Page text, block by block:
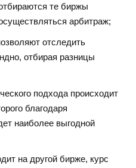
те биржы
арбитраж;
отследить
отбирая разницы
подхода происходит
благодаря
наиболее выгодной
на другой бирже, курс